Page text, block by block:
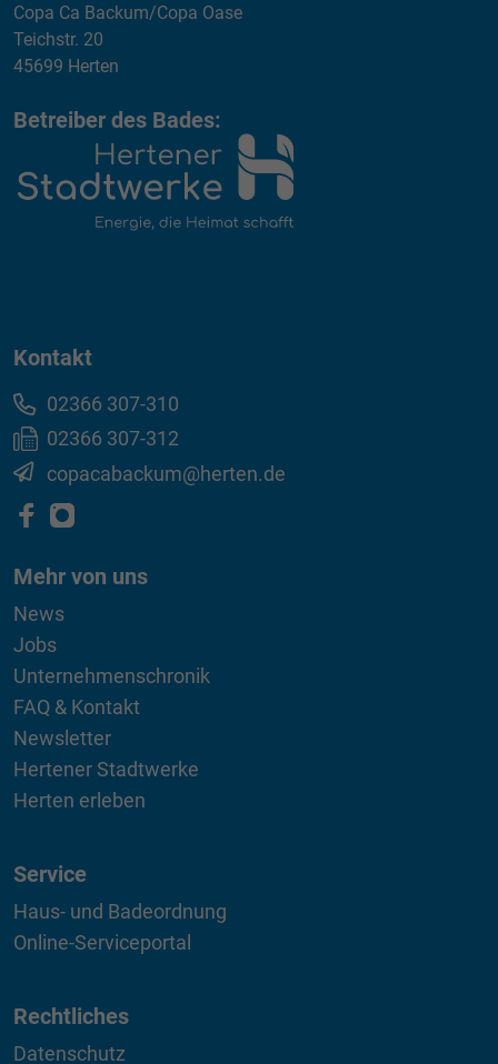
Copa Ca Backum/Copa Oase
Teichstr. 20
45699 Herten
Betreiber des Bades:
Kontakt
02366 307-310
02366 307-312
copacabackum@herten.de
Mehr von uns
News
Jobs
Unternehmenschronik
FAQ & Kontakt
Newsletter
Hertener Stadtwerke
Herten erleben
Service
Haus- und Badeordnung
Online-Serviceportal
Rechtliches
Datenschutz